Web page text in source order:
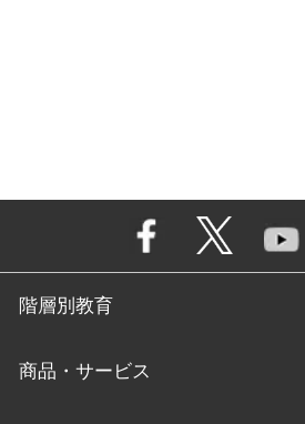
階層別教育
商品・サービス